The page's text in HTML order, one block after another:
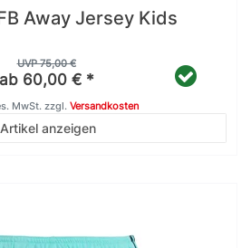
Away Jersey Kids
UVP 75,00 €
ab 60,00 € *
Artikel anzeigen
MwSt.zzgl. Versandkosten